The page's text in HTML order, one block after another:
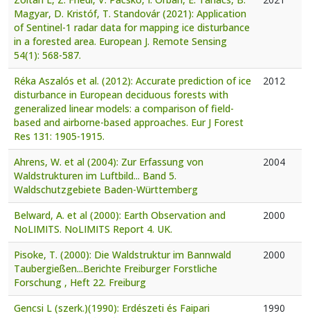
Magyar, D. Kristóf, T. Standovár (2021): Application
of Sentinel-1 radar data for mapping ice disturbance
in a forested area. European J. Remote Sensing
54(1): 568-587.
Réka Aszalós et al. (2012): Accurate prediction of ice
disturbance in European deciduous forests with
generalized linear models: a comparison of field-
based and airborne-based approaches. Eur J Forest
Res 131: 1905-1915.
2012
Ahrens, W. et al (2004): Zur Erfassung von
Waldstrukturen im Luftbild... Band 5.
Waldschutzgebiete Baden-Württemberg
2004
Belward, A. et al (2000): Earth Observation and
NoLIMITS. NoLIMITS Report 4. UK.
2000
Pisoke, T. (2000): Die Waldstruktur im Bannwald
Taubergießen...Berichte Freiburger Forstliche
Forschung , Heft 22. Freiburg
2000
Gencsi L (szerk.)(1990): Erdészeti és Faipari
1990